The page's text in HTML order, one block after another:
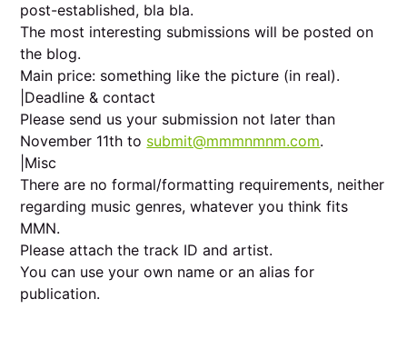
post-established, bla bla.
The most interesting submissions will be posted on
the blog.
Main price: something like the picture (in real).
|Deadline & contact
Please send us your submission not later than
November 11th to submit@mmmnmnm.com.
|Misc
There are no formal/formatting requirements, neither
regarding music genres, whatever you think fits
MMN.
Please attach the track ID and artist.
You can use your own name or an alias for
publication.